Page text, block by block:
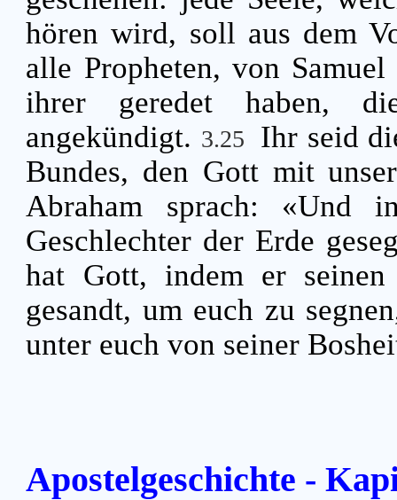
hören wird, soll aus dem
alle Propheten, von
ihrer geredet haben,
angekündigt. 3.25
Ihr seid
Bundes, den Gott mit
Abraham sprach: «Und
Geschlechter der Erde
hat Gott, indem er seinen
gesandt, um euch zu
unter euch von seiner
Apostelgeschichte -